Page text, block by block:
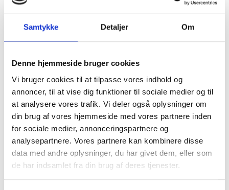
Samtykke Detaljer Om
Denne hjemmeside bruger cookies
Vi bruger cookies til at tilpasse vores indhold og
annoncer, til at vise dig funktioner til sociale medier og til
at analysere vores trafik. Vi deler også oplysninger om
din brug af vores hjemmeside med vores partnere inden
for sociale medier, annonceringspartnere og
analysepartnere. Vores partnere kan kombinere disse
data med andre oplysninger, du har givet dem, eller som
de har indsamlet fra din brug af deres tjenester.
BESKRIVELSE
Madamepose, Katrin, 0,25 l, hvid, HDPE/virgin,
9,8x14,8cm
1 pakke med 30 stk, Pakken passer i diverse holdere til
hygiejneposer.
Madameposen er en specielt udviklet og særligt hygiejnisk
affaldspose til dametoilettet. Anvendes til hygiejneaffald.
Posen er let at anvende og passer til vores madame
poseholdere.